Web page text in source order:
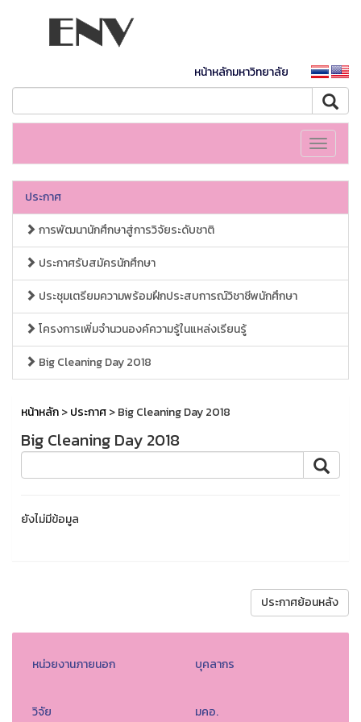
หน้าหลักมหาวิทยาลัย
Toggle
ประกาศ
การพัฒนานักศึกษาสู่การวิจัยระดับชาติ
ประกาศรับสมัครนักศึกษา
ประชุมเตรียมความพร้อมฝึกประสบการณ์วิชาชีพนักศึกษา
โครงการเพิ่มจำนวนองค์ความรู้ในแหล่งเรียนรู้
Big Cleaning Day 2018
หน้าหลัก>ประกาศ> Big Cleaning Day 2018
Big Cleaning Day 2018
ยังไม่มีข้อมูล
ประกาศย้อนหลัง
หน่วยงานภายนอก บุคลากร
วิจัย มคอ.